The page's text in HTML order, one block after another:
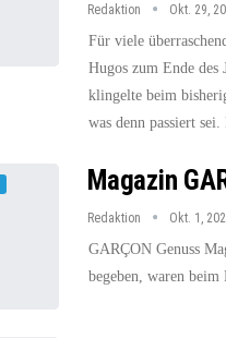
Redaktion Okt. 29,
Für viele
Hugos zum Ende des
klingelte beim
was denn passiert sei.
Magazin
Redaktion Okt. 1,
GARÇON Genuss
begeben, waren beim